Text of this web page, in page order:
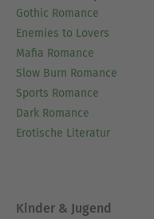
Gothic Romance
Enemies to Lovers
Mafia Romance
Slow Burn Romance
Sports Romance
Dark Romance
Erotische Literatur
Kinder & Jugend